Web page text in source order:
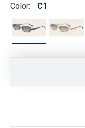
Color: C1